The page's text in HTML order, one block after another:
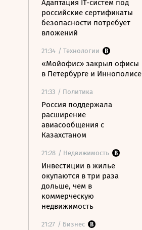
Адаптация IT-систем под
российские сертификаты
безопасности потребует
вложений
21:34 / Технологии
«Мойофис» закрыл офисы
в Петербурге и Иннополисе
21:33 / Политика
Россия поддержала
расширение
авиасообщения с
Казахстаном
21:28 / Недвижимость
Инвестиции в жилье
окупаются в три раза
дольше, чем в
коммерческую
недвижимость
21:27 / Бизнес